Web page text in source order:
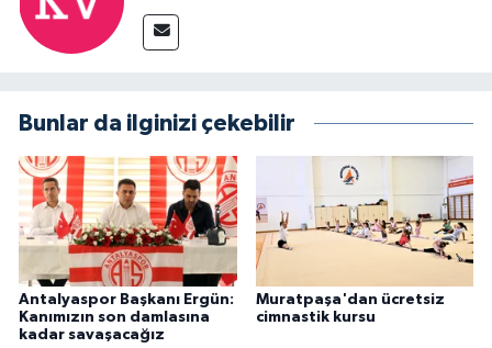
Bunlar da ilginizi çekebilir
Antalyaspor Başkanı Ergün:
Kanımızın son damlasına
kadar savaşacağız
Muratpaşa'dan ücretsiz
cimnastik kursu